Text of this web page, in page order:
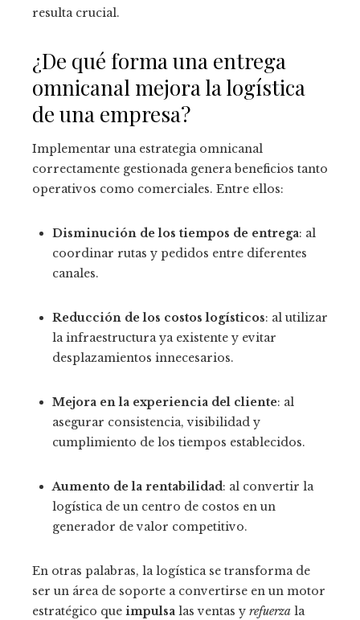
resulta crucial.
¿De qué forma una entrega
omnicanal mejora la logística
de una empresa?
Implementar una estrategia omnicanal
correctamente gestionada genera beneficios tanto
operativos como comerciales. Entre ellos:
Disminución de los tiempos de entrega: al
coordinar rutas y pedidos entre diferentes
canales.
Reducción de los costos logísticos: al utilizar
la infraestructura ya existente y evitar
desplazamientos innecesarios.
Mejora en la experiencia del cliente: al
asegurar consistencia, visibilidad y
cumplimiento de los tiempos establecidos.
Aumento de la rentabilidad: al convertir la
logística de un centro de costos en un
generador de valor competitivo.
En otras palabras, la logística se transforma de
ser un área de soporte a convertirse en un motor
estratégico que impulsa las ventas y refuerza la